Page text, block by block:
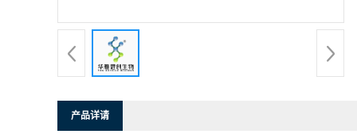
产品详请